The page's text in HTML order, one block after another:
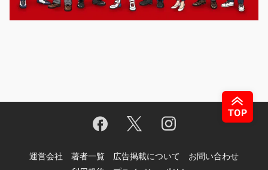
運営会社 著者一覧 広告掲載について
お問い合わせ